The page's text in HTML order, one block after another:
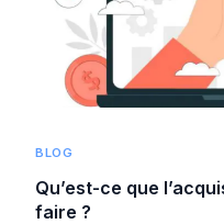
BLOG
Qu’est-ce que
faire ?